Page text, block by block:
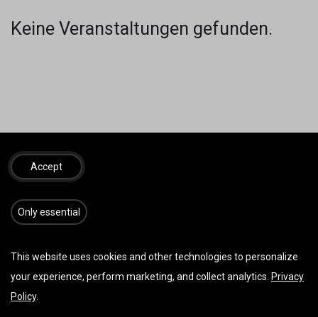
Keine Veranstaltungen gefunden.
SINNVOLLES
Accept
​​​Only essential
This website uses cookies and other technologies to personalize
your experience, perform marketing, and collect analytics. Privacy
Policy.